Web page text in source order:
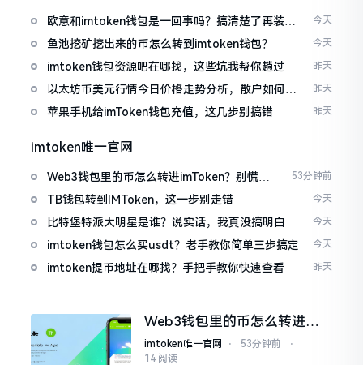
欧意和imtoken钱包是一回事吗？搞清楚了再装钱
包
今天
鱼池挖矿挖出来的币怎么转到imtoken钱包？ 今天
imtoken钱包资源吧在哪找，这些坑我帮你趟过 昨天
以太坊币美元行情今日价格走势分析，散户如何避
免追涨杀跌被套牢
昨天
苹果手机给imToken钱包充值，这几步别搞错 昨天
imtoken唯一官网
Web3钱包里的币怎么转进imToken？别慌，
三步搞定
53分钟前
TB钱包转到IMToken，这一步别走错 今天
比特堡特派大明星是谁？说实话，我真没搞明白 今天
imtoken钱包怎么买usdt？老手教你简单三步搞定 今天
imtoken提币地址在哪找？手把手教你快速查看 昨天
Web3钱包里的币怎么转进
imToken？别慌，三步搞定
imtoken唯一官网 ⋅ 53分钟前
⋅
14 阅读